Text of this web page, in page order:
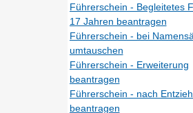
Führerschein - Begleitetes
17 Jahren beantragen
Führerschein - bei
umtauschen
Führerschein - Erweiterung
beantragen
Führerschein - nach
beantragen